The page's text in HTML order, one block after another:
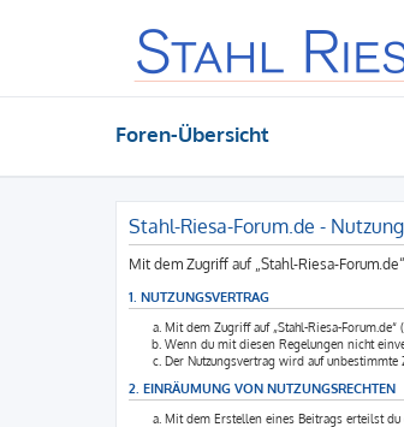
Foren-Übersicht
Stahl-Riesa-Forum.de -
Mit dem Zugriff auf „Stahl-Riesa-
1. NUTZUNGSVERTRAG
Mit dem Zugriff auf „Stahl-Riesa-
Wenn du mit diesen Regelungen nicht
Der Nutzungsvertrag wird auf
2. EINRÄUMUNG VON NUTZUNGSRECHTEN
Mit dem Erstellen eines Beitrags erteilst du